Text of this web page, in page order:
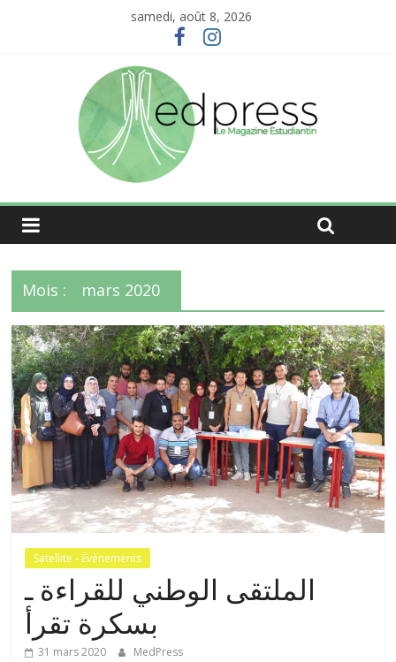
samedi, août 8, 2026
Mois : mars 2020
Satellite - Évènements
الملتقى الوطني للقراءة ـ
بسكرة تقرأ
31 mars 2020 MedPress